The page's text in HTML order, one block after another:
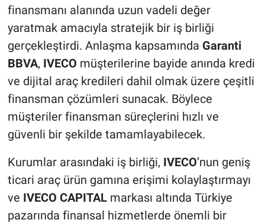
finansmanı alanında uzun vadeli değer
yaratmak amacıyla stratejik bir iş birliği
gerçekleştirdi. Anlaşma kapsamında Garanti
BBVA, IVECO müşterilerine bayide anında kredi
ve dijital araç kredileri dahil olmak üzere çeşitli
finansman çözümleri sunacak. Böylece
müşteriler finansman süreçlerini hızlı ve
güvenli bir şekilde tamamlayabilecek.
Kurumlar arasındaki iş birliği, IVECO’nun geniş
ticari araç ürün gamına erişimi kolaylaştırmayı
ve IVECO CAPITALmarkası altında Türkiye
pazarında finansal hizmetlerde önemli bir